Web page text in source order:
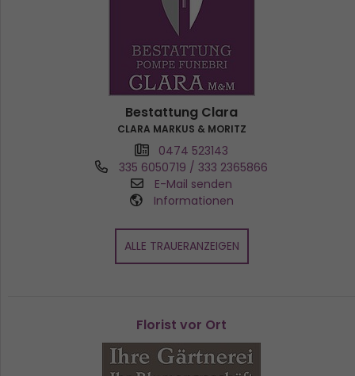
Bestattung Clara
CLARA MARKUS & MORITZ
0474 523143
335 6050719 / 333 2365866
E-Mail senden
Informationen
ALLE TRAUERANZEIGEN
Florist vor Ort